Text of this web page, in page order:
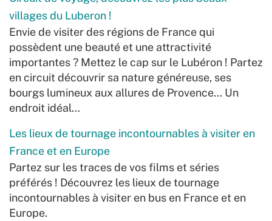
villages du Luberon !
Envie de visiter des régions de France qui
possèdent une beauté et une attractivité
importantes ? Mettez le cap sur le Lubéron ! Partez
en circuit découvrir sa nature généreuse, ses
bourgs lumineux aux allures de Provence... Un
endroit idéal…
Les lieux de tournage incontournables à visiter en
France et en Europe
Partez sur les traces de vos films et séries
préférés ! Découvrez les lieux de tournage
incontournables à visiter en bus en France et en
Europe.